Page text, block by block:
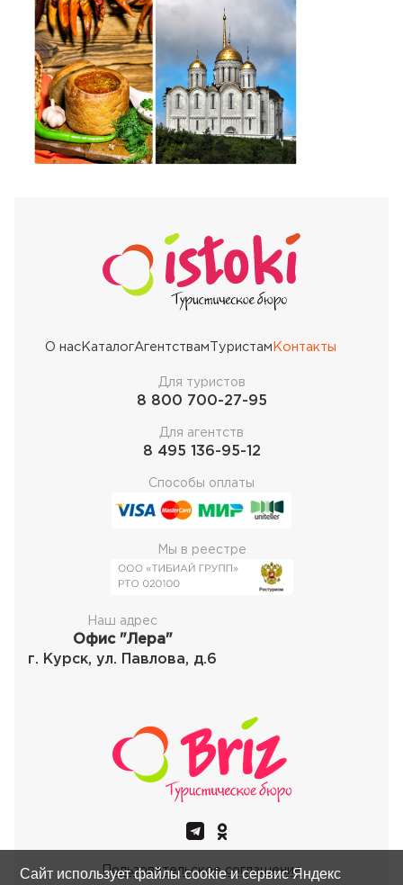
О насКаталогАгентствам Туристам Контакты
Для туристов
8 800 700-27-95
Для агентств
8 495 136-95-12
Способы оплаты
Мы в реестре
Наш адрес
Офис "Лера"
г. Курск, ул. Павлова, д.6
Пользовательское соглашение
Сайт использует файлы cookie и сервис Яндекс